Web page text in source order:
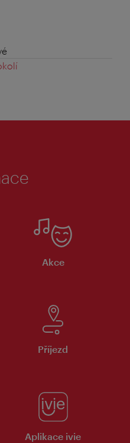
Akce
Příjezd
Aplikace ivie